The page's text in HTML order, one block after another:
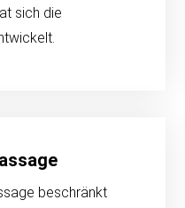
sich die
beschränkt